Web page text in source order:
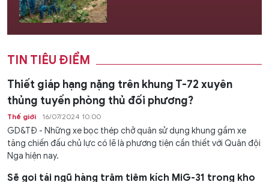
TIN TIÊU ĐIỂM
Thiết giáp hạng nặng trên khung T-72 xuyên
thủng tuyến phòng thủ đối phương?
Thế giới 16/07/2024 10:00
GD&TĐ - Những xe bọc thép chở quân sử dụng khung gầm xe
tăng chiến đấu chủ lực có lẽ là phương tiện cần thiết với Quân đội
Nga hiện nay.
Sẽ gọi tái ngũ hàng trăm tiêm kích MiG-31 trong kho